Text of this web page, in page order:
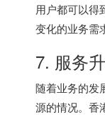
用户都可以得
变化的业务需
7. 服务
随着业务的发
源的情况。 香